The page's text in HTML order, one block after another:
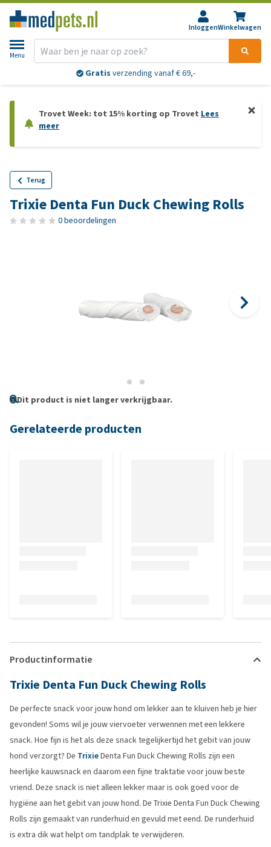
InloggenWinkelwagen
Menu
Gratis verzending vanaf € 69,-
Trovet Week: tot 15% korting op Trovet Lees
meer
Terug
Trixie Denta Fun Duck Chewing Rolls
0 beoordelingen
Dit product is niet langer verkrijgbaar.
Gerelateerde producten
Productinformatie
Trixie Denta Fun Duck Chewing Rolls
De perfecte snack voor jouw hond om lekker aan te kluiven heb je hier
gevonden! Soms wil je jouw viervoeter verwennen met een lekkere
snack. Hoe fijn is het als deze snack tegelijkertijd het gebit van jouw
hond verzorgt? De TrixieDenta Fun Duck Chewing Rolls zijn een
heerlijke kauwsnack en daarom een fijne traktatie voor jouw beste
vriend. Deze snack is niet alleen lekker maar is ook goed voor de
hygiëne aan het gebit van jouw hond. De Trixie Denta Fun Duck Chewing
Rolls zijn gemaakt van runderhuid en gevuld met eend. De runderhuid
is extra dik wat helpt om tandplak te verwijderen.